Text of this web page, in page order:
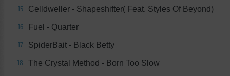
15 Celldweller - Shapeshifter( Feat. Styles Of Beyond)
16 Fuel - Quarter
17 SpiderBait - Black Betty
18 The Crystal Method - Born Too Slow